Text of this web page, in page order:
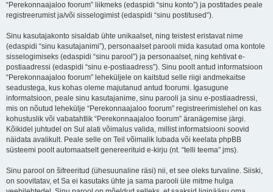
“Perekonnaajaloo foorum” liikmeks (edaspidi “sinu konto”) ja postitades peale
registreerumist ja/või sisselogimist (edaspidi “sinu postitused”).
Sinu kasutajakonto sisaldab ühte unikaalset, ning teistest eristavat nime
(edaspidi “sinu kasutajanimi”), personaalset parooli mida kasutad oma kontole
sisselogimiseks (edaspidi “sinu parool”) ja personaalset, ning kehtivat e-
postiaadressi (edaspidi “sinu e-postiaadress”). Sinu poolt antud informatsioon
“Perekonnaajaloo foorum” leheküljele on kaitstud selle riigi andmekaitse
seadustega, kus kohas oleme majutanud antud foorumi. Igasugune
informatsioon, peale sinu kasutajanime, sinu parooli ja sinu e-postiaadressi,
mis on nõutud lehekülje “Perekonnaajaloo foorum” registreerimislehel on kas
kohustuslik või vabatahtlik “Perekonnaajaloo foorum” äranägemise järgi.
Kõikidel juhtudel on Sul alati võimalus valida, millist informatsiooni soovid
näidata avalikult. Peale selle on Teil võimalik lubada või keelata phpBB
süsteemi poolt automaatselt genereerituid e-kirju (nt. “telli teema” jms).
Sinu parool on šifreeritud (ühesuunaline räsi) nii, et see oleks turvaline. Siiski,
on soovitatav, et Sa ei kasutaks ühte ja sama parooli üle mitme hulga